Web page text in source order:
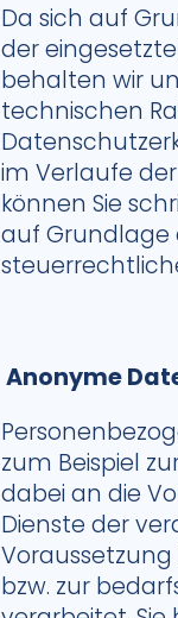
Da sich auf
der
behalten wir
technischen
im Verlaufe
können Sie
auf Grundlage
Anonyme
zum Beispiel
dabei an die
Dienste der
Voraussetzung
bzw. zur